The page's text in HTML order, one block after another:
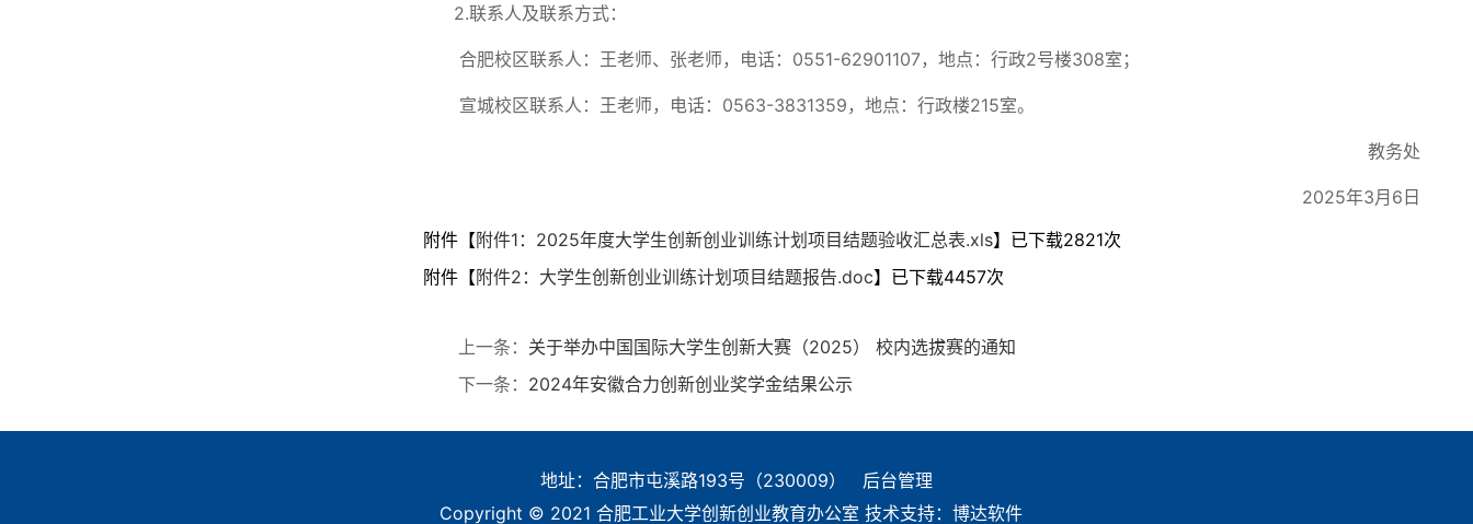
2.联系人及联系方式：
合肥校区联系人：王老师、张老师，电话：0551-62901107，地点：行政2号楼308室；
宣城校区联系人：王老师，电话：0563-3831359，地点：行政楼215室。
教务处
2025年3月6日
附件【附件1：2025年度大学生创新创业训练计划项目结题验收汇总表.xls】已下载2821次
附件【附件2：大学生创新创业训练计划项目结题报告.doc】已下载4457次
上一条： 关于举办中国国际大学生创新大赛（2025） 校内选拔赛的通知
下一条： 2024年安徽合力创新创业奖学金结果公示
地址：合肥市屯溪路193号（230009）
后台管理
Copyright © 2021 合肥工业大学创新创业教育办公室 技术支持： 博达软件